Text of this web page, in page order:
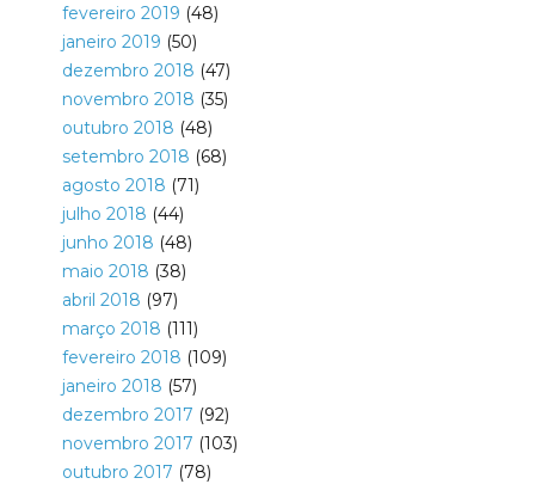
fevereiro 2019 (48)
janeiro 2019 (50)
dezembro 2018 (47)
novembro 2018 (35)
outubro 2018 (48)
setembro 2018 (68)
agosto 2018 (71)
julho 2018 (44)
junho 2018 (48)
maio 2018 (38)
abril 2018 (97)
março 2018 (111)
fevereiro 2018 (109)
janeiro 2018 (57)
dezembro 2017 (92)
novembro 2017 (103)
outubro 2017 (78)